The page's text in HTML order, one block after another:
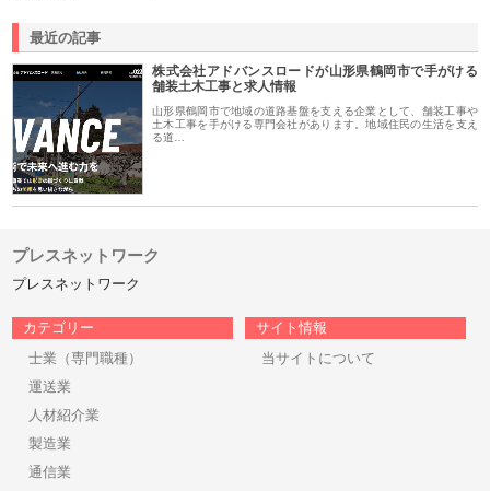
最近の記事
株式会社アドバンスロードが山形県鶴岡市で手がける
舗装土木工事と求人情報
山形県鶴岡市で地域の道路基盤を支える企業として、舗装工事や
土木工事を手がける専門会社があります。地域住民の生活を支え
る道…
プレスネットワーク
プレスネットワーク
カテゴリー
士業（専門職種）
運送業
人材紹介業
製造業
通信業
サイト情報
当サイトについて